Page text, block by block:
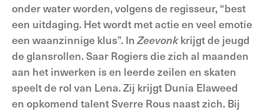
onder water worden, volgens de regisseur, “best
een uitdaging. Het wordt met actie en veel emotie
een waanzinnige klus”. InZeevonkkrijgt de jeugd
de glansrollen. Saar Rogiers die zich al maanden
aan het inwerken is en leerde zeilen en skaten
speelt de rol van Lena. Zij krijgt Dunia Elaweed
en opkomend talent Sverre Rous naast zich. Bij